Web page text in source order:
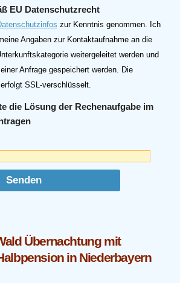
EU Datenschutzrecht
zur Kenntnis genommen. Ich
Angaben zur Kontaktaufnahme an die
weitergeleitet werden und
Anfrage gespeichert werden. Die
SSL-verschlüsselt.
die Lösung der Rechenaufgabe im
Übernachtung mit
in Niederbayern